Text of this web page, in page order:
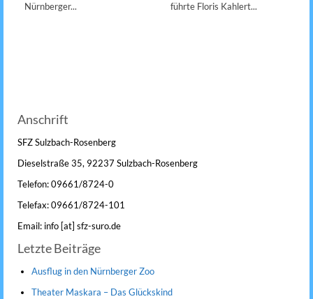
Nürnberger...
führte Floris Kahlert...
Anschrift
SFZ Sulzbach-Rosenberg
Dieselstraße 35, 92237 Sulzbach-Rosenberg
Telefon: 09661/8724-0
Telefax: 09661/8724-101
Email: info [at] sfz-suro.de
Letzte Beiträge
Ausflug in den Nürnberger Zoo
Theater Maskara – Das Glückskind